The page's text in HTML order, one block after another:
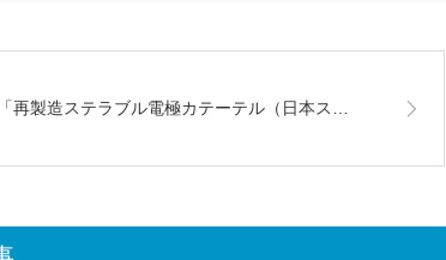
「再製造ステラブル電極カテーテル（日本ス…